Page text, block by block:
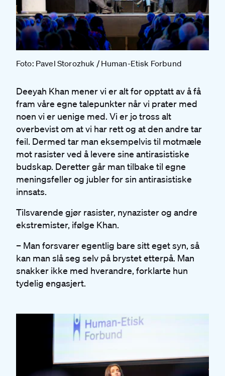
Foto: Pavel Storozhuk / Human-Etisk Forbund
Deeyah Khan mener vi er alt for opptatt av å få
fram våre egne talepunkter når vi prater med
noen vi er uenige med. Vi er jo tross alt
overbevist om at vi har rett og at den andre tar
feil. Dermed tar man eksempelvis til motmæle
mot rasister ved å levere sine antirasistiske
budskap. Deretter går man tilbake til egne
meningsfeller og jubler for sin antirasistiske
innsats.
Tilsvarende gjør rasister, nynazister og andre
ekstremister, ifølge Khan.
– Man forsvarer egentlig bare sitt eget syn, så
kan man slå seg selv på brystet etterpå. Man
snakker ikke med hverandre, forklarte hun
tydelig engasjert.